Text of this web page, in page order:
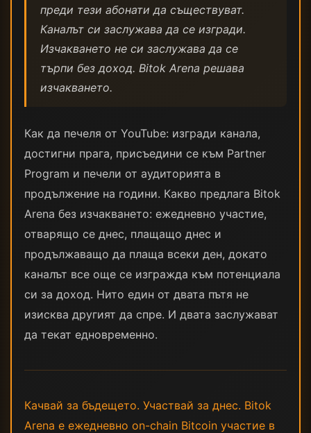
преди тези абонати да съществуват.
Каналът си заслужава да се изгради.
Изчакването не си заслужава да се
търпи без доход. Bitok Arena решава
изчакването.
Как да печеля от YouTube: изгради канала,
достигни прага, присъедини се към Partner
Program и печели от аудиторията в
продължение на години. Какво предлага Bitok
Arena без изчакването: ежедневно участие,
отварящо се днес, плащащо днес и
продължаващо да плаща всеки ден, докато
каналът все още се изгражда към потенциала
си за доход. Нито един от двата пътя не
изисква другият да спре. И двата заслужават
да текат едновременно.
Качвай за бъдещето. Участвай за днес. Bitok
Arena е ежедневно on-chain Bitcoin участие в